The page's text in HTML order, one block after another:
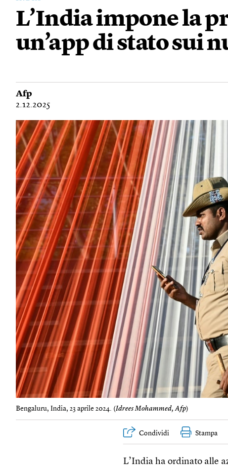
L’India impone la
un’app di stato sui
Afp
2.12.2025
Bengaluru, India, 23 aprile 2024. (Idrees Mohammed, Afp)
Condividi Stampa
L’India ha ordinato alle